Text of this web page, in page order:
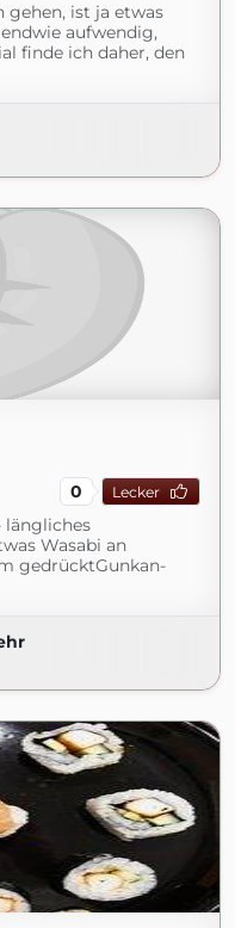
gehen, ist ja etwas
aufwendig,
finde ich daher, den
0 Lecker
längliches
Wasabi an
gedrücktGunkan-